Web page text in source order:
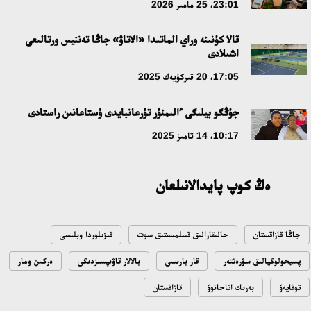
مەملەكەت باسشىسى كوبەيتۇز كولىنىڭ جاي-كۇيىنە نازار اۋداردى
التىن وردا تاريحىن وقىتۋدىڭ يننوۆاسيالىق تاسىلدەرى ەنگىزىلەدى
قازاقستان ۇقك: ۋاقىت سىن-قاتەرلەرى جانە ۇلتتىق مۇددەنى قورعاۋ
«تازا قازاقستان» اياسىندا شالكودەدە 7 تونناعا جۋىق قوقىس
جينالدى: رايىمبەك اۋدانىنداعى ەتنوفەستيۆال ەكولوگيالىق
مادەنيەتتىڭ ۇلگىسىن كورسەتتى
17:01، 12 شىلدە 2026
23:01، 25 مامىر 2026
قالا كۇنىنە وراي الماتىدا «الاتاۋ» جاڭا تەننيس ورتالىعى
اشىلادى
17:05، 20 قىركۇيەك 2025
جۇڭگو بيلىگى ءالىمنۇر تۇرعانبايدى ۇستاعانىن راستادى
10:17، 14 تامىز 2025
ەڭ كوپ پايدالانىلعان
جاڭا قازاقستان حالىقارالىق قىىلمىستىق سوت قىزىلوردا وبلىسى
پسيحولوگيالىق سۋرەتتەر قار بارىسى بالالار قاۋىپسىزدىگى ەركىن ومار
توقايەۆ بەرىك اتاحانوۆ قازاقستان